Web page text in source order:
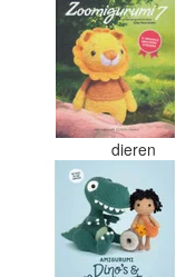
dieren